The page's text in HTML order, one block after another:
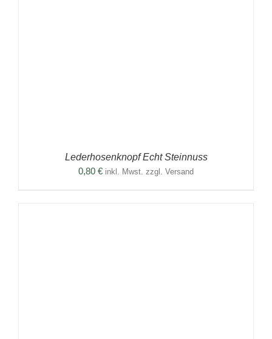
Lederhosenknopf Echt Steinnuss
0,80 € inkl. Mwst. zzgl. Versand